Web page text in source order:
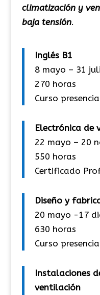
climatización y
baja tensión.
Inglés B1
8 mayo – 31
270 horas
Curso
Electrónica de
22 mayo – 20
550 horas
Certificado
Diseño y
20 mayo -17
630 horas
Curso
Instalaciones
ventilación